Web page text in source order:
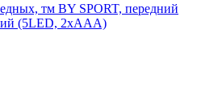
тм BY SPORT, передний
(5LED, 2хААА)